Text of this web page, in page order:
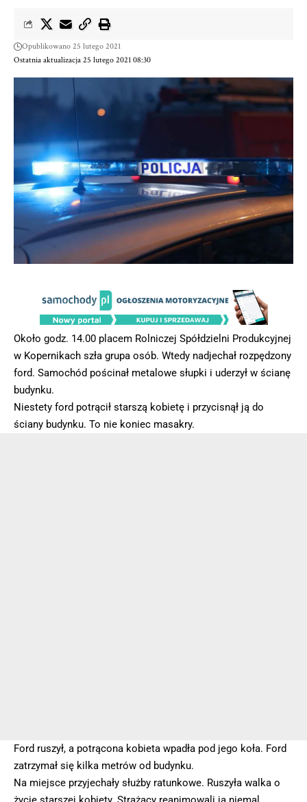
Ostatnia aktualizacja 25 lutego 2021 08:30
Opublikowano 25 lutego 2021
Około godz. 14.00 placem Rolniczej Spółdzielni Produkcyjnej
w Kopernikach szła grupa osób. Wtedy nadjechał rozpędzony
ford. Samochód pościnał metalowe słupki i uderzył w ścianę
budynku.
Niestety ford potrącił starszą kobietę i przycisnął ją do
ściany budynku. To nie koniec masakry.
Ford ruszył, a potrącona kobieta wpadła pod jego koła. Ford
zatrzymał się kilka metrów od budynku.
Na miejsce przyjechały służby ratunkowe. Ruszyła walka o